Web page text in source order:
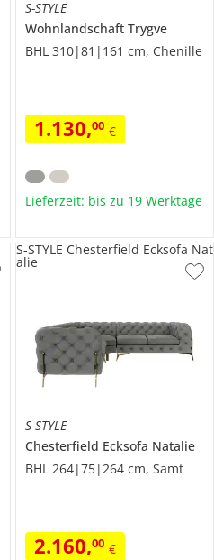
S-STYLE
Wohnlandschaft Trygve
BHL 310|81|161 cm, Chenille
1.130,00 €
Lieferzeit: bis zu 19 Werktage
S-STYLE
Chesterfield Ecksofa Natalie
BHL 264|75|264 cm, Samt
2.160,00 €
S-STYLE Chesterfield Ecksofa Nat
alie